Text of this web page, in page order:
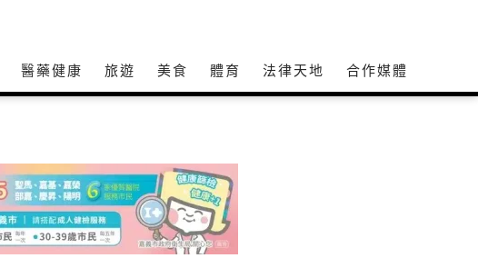
醫藥健康 旅遊 美食 體育 法律天地 合作媒體